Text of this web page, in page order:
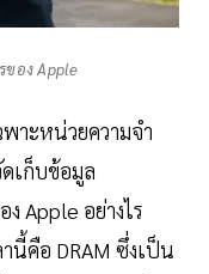
ของ Apple
าะหน่วยความจำ
เก็บข้อมูล
Apple อย่างไร
นี้คือ DRAM ซึ่งเป็น